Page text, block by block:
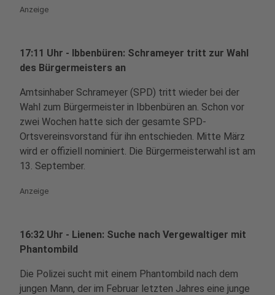
Anzeige
17:11 Uhr - Ibbenbüren: Schrameyer tritt zur Wahl
des Bürgermeisters an
Amtsinhaber Schrameyer (SPD) tritt wieder bei der
Wahl zum Bürgermeister in Ibbenbüren an. Schon vor
zwei Wochen hatte sich der gesamte SPD-
Ortsvereinsvorstand für ihn entschieden. Mitte März
wird er offiziell nominiert. Die Bürgermeisterwahl ist am
13. September.
Anzeige
16:32 Uhr - Lienen: Suche nach Vergewaltiger mit
Phantombild
Die Polizei sucht mit einem Phantombild nach dem
jungen Mann, der im Februar letzten Jahres eine junge